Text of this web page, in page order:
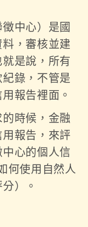
中心）是國
，審核並建
是說，所有
錄，不管是
報告裡面。
時候，金融
報告，來評
心的個人信
何使用自然人
）。